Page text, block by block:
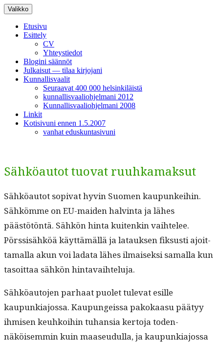
Siirry
sisältöön
Valikko
Etusivu
Esittely
CV
Yhteystiedot
Blogini säännöt
Julkaisut — tilaa kirjojani
Kunnallisvaalit
Seuraavat 400 000 helsinkiläistä
kunnallisvaaliohjelmani 2012
Kunnallisvaaliohjelmani 2008
Linkit
Kotisivuni ennen 1.5.2007
vanhat eduskuntasivuni
Sähköautot tuovat ruuhkamaksut
Sähköau­tot sopi­vat hyvin Suomen kaupunkei­hin.
Sähkömme on EU-maid­en halv­in­ta ja läh­es
päästötön­tä. Sähkön hin­ta kuitenkin vai­htelee.
Pörssisähköä käyt­tämäl­lä ja latauk­sen fik­susti ajoit­
ta­mal­la akun voi lada­ta läh­es ilmaisek­si samal­la kun
tasoit­taa sähkön hintavaihteluja.
Sähköau­to­jen parhaat puo­let tule­vat esille
kaupunki­a­jos­sa. Kaupungeis­sa pakokaa­su pää­tyy
ihmisen keuhkoi­hin tuhan­sia ker­to­ja toden­
näköisem­min kuin maaseudul­la, ja kaupunki­a­jos­sa